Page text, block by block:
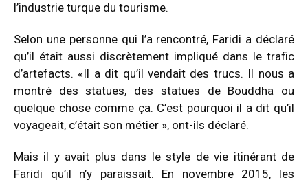
l’industrie turque du tourisme.
Selon une personne qui l’a rencontré, Faridi a déclaré
qu’il était aussi discrètement impliqué dans le trafic
d’artefacts. «Il a dit qu’il vendait des trucs. Il nous a
montré des statues, des statues de Bouddha ou
quelque chose comme ça. C’est pourquoi il a dit qu’il
voyageait, c’était son métier », ont-ils déclaré.
Mais il y avait plus dans le style de vie itinérant de
Faridi qu’il n’y paraissait. En novembre 2015, les